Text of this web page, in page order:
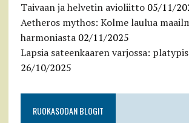
Taivaan ja helvetin avioliitto 05/11/
Aetheros mythos: Kolme laulua
harmoniasta 02/11/2025
Lapsia sateenkaaren varjossa:
26/10/2025
RUOKASODAN BLOGIT